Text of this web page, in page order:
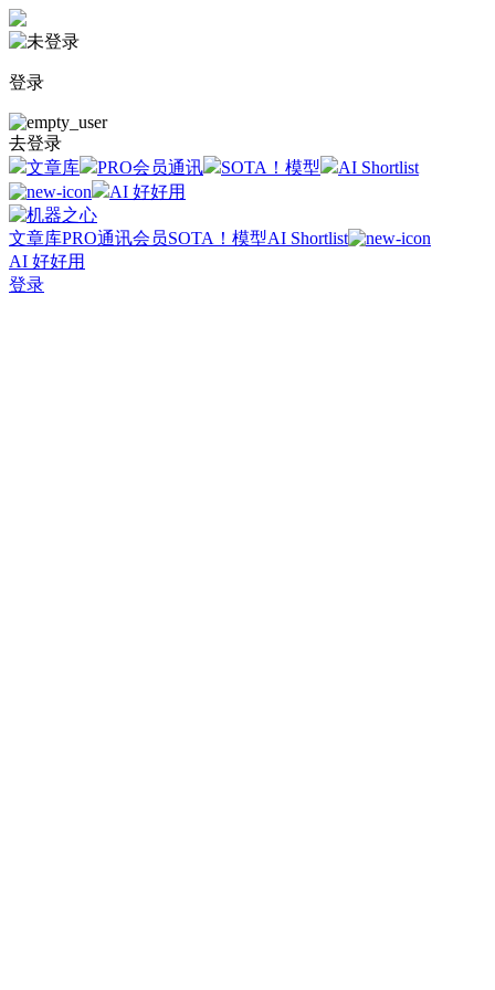
登录
去登录
文章库
PRO会员通讯 SOTA！模型
AI Shortlist
AI 好好用
文章库PRO通讯会员SOTA！模型AI Shortlist
AI 好好用
登录